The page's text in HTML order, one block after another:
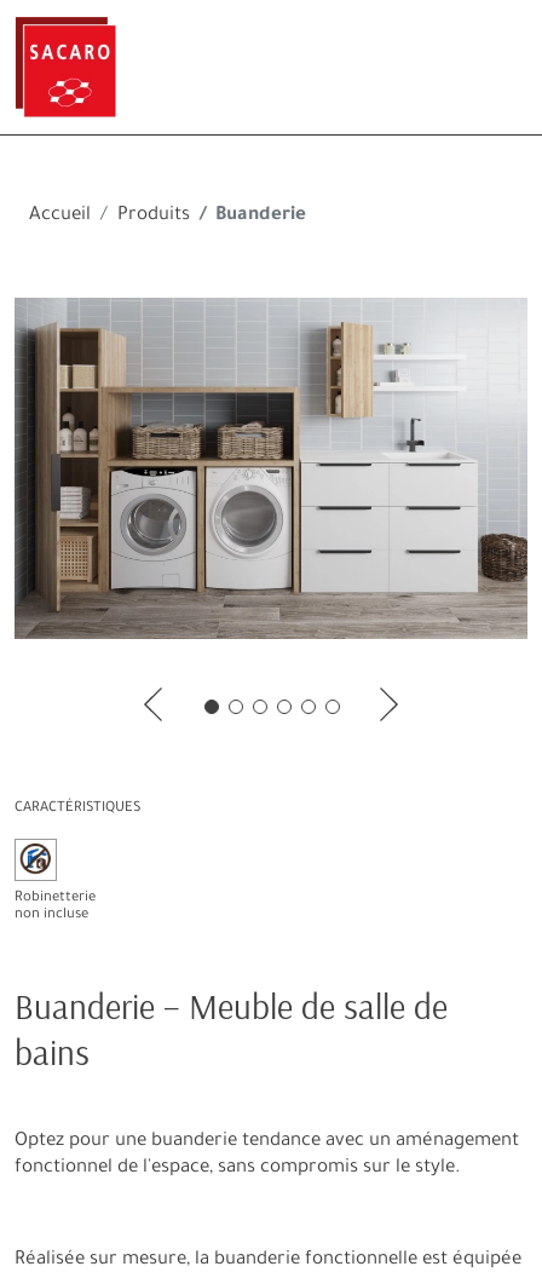
Accueil Produits Buanderie
CARACTÉRISTIQUES
Robinetterie
non incluse
Buanderie – Meuble de salle de
bains
Optez pour une buanderie tendance avec un aménagement
fonctionnel de l'espace, sans compromis sur le style.
Réalisée sur mesure, la buanderie fonctionnelle est équipée